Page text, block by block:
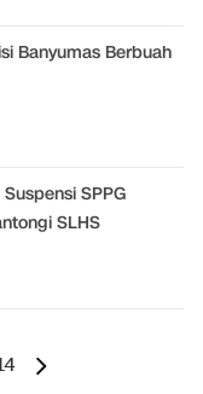
Banyumas Berbuah
SPPG
SLHS